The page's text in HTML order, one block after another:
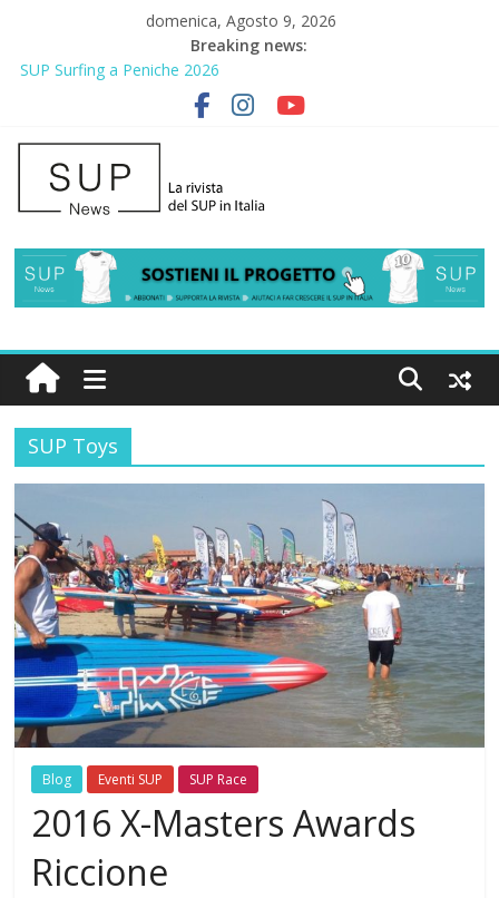
domenica, Agosto 9, 2026
Breaking news:
SUP Surfing a Peniche 2026
AirSUP a Gallico: prima storica gara per Reggio Calabria
Gallico Paddle Fest 2026: sul lungomare di Gallico torna la festa
del SUP
Porto Selvaggio, a lezione di soccorso con la giornata della
prevenzione
2° Urban Sup Trophy: la regata solidale per lo IOR
SUP Toys
Blog Eventi SUP SUP Race
2016 X-Masters Awards
Riccione